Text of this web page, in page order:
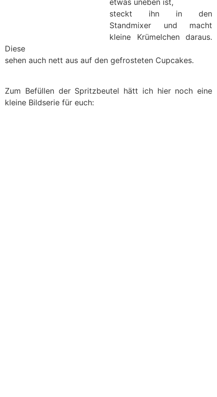
etwas uneben ist,
steckt ihn in den
Standmixer und macht
kleine Krümelchen daraus.
Diese
sehen auch nett aus auf den gefrosteten Cupcakes.
Zum Befüllen der Spritzbeutel hätt ich hier noch eine
kleine Bildserie für euch: